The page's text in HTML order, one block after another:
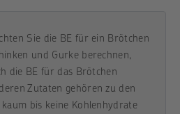
Sie die BE für ein Brötchen
und Gurke berechnen,
die BE für das Brötchen
Zutaten gehören zu den
bis keine Kohlenhydrate